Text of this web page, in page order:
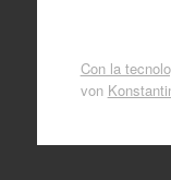
Con la
von